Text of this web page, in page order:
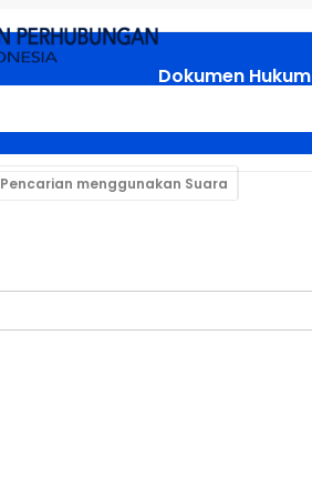
Dokumen Hukum
Pencarian menggunakan Suara